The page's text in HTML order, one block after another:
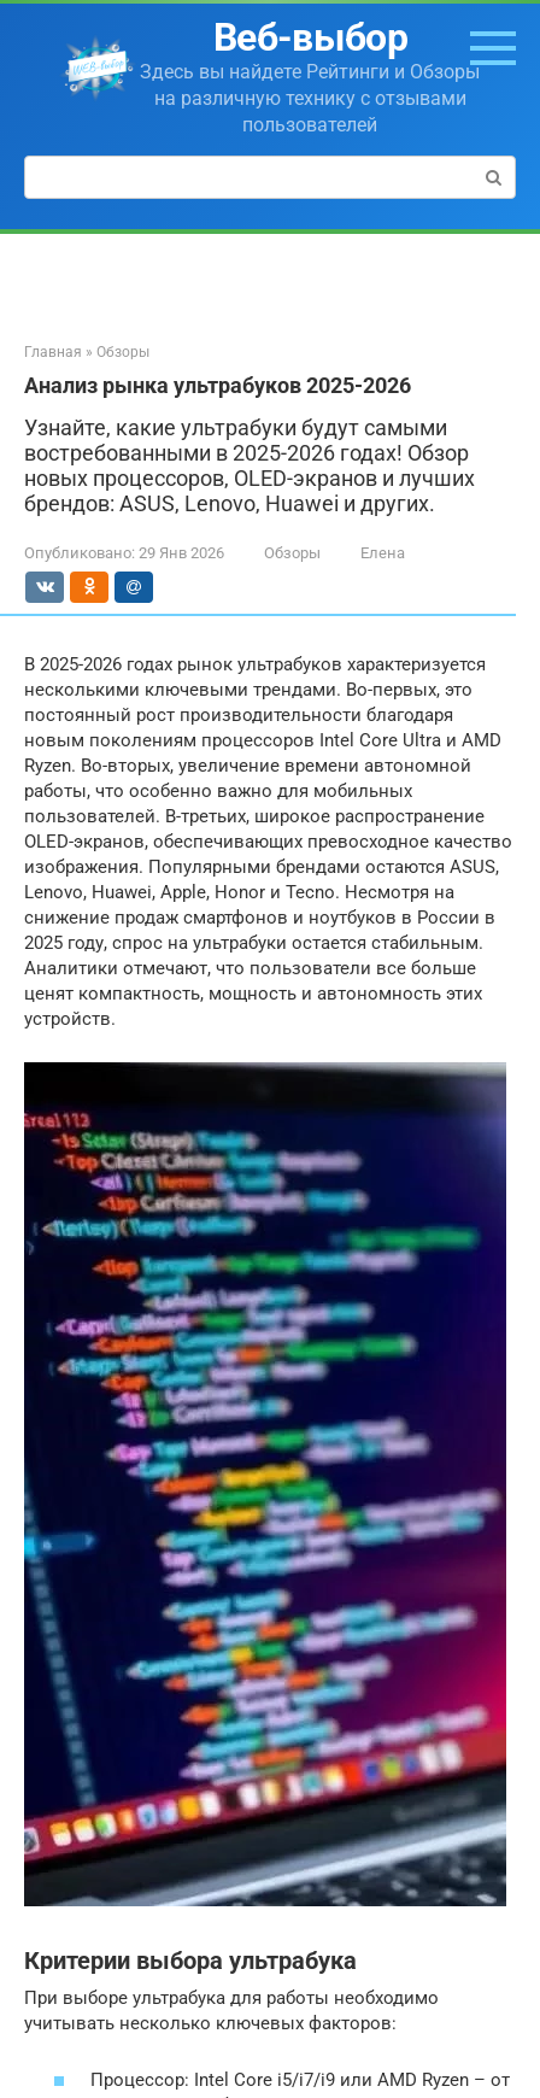
Перейти
контенту
Веб-выбор
Здесь вы найдете Рейтинги и Обзоры
на различную технику с отзывами
пользователей
Поиск:
Главная » Обзоры
Анализ рынка ультрабуков 2025-2026
Узнайте, какие ультрабуки будут самыми
востребованными в 2025-2026 годах! Обзор
новых процессоров, OLED-экранов и лучших
брендов: ASUS, Lenovo, Huawei и других.
Опубликовано: 29 Янв 2026 Обзоры Елена
В 2025-2026 годах рынок ультрабуков характеризуется
несколькими ключевыми трендами. Во-первых, это
постоянный рост производительности благодаря
новым поколениям процессоров Intel Core Ultra и AMD
Ryzen. Во-вторых, увеличение времени автономной
работы, что особенно важно для мобильных
пользователей. В-третьих, широкое распространение
OLED-экранов, обеспечивающих превосходное качество
изображения. Популярными брендами остаются ASUS,
Lenovo, Huawei, Apple, Honor и Tecno. Несмотря на
снижение продаж смартфонов и ноутбуков в России в
2025 году, спрос на ультрабуки остается стабильным.
Аналитики отмечают, что пользователи все больше
ценят компактность, мощность и автономность этих
устройств.
Критерии выбора ультрабука
При выборе ультрабука для работы необходимо
учитывать несколько ключевых факторов:
Процессор: Intel Core i5/i7/i9 или AMD Ryzen – от